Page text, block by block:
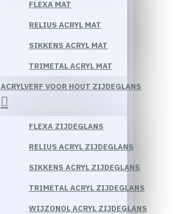
FLEXA MAT
RELIUS ACRYL MAT
SIKKENS ACRYL MAT
TRIMETAL ACRYL MAT
ACRYLVERF VOOR HOUT ZIJDEGLANS
FLEXA ZIJDEGLANS
RELIUS ACRYL ZIJDEGLANS
SIKKENS ACRYL ZIJDEGLANS
TRIMETAL ACRYL ZIJDEGLANS
WIJZONOL ACRYL ZIJDEGLANS